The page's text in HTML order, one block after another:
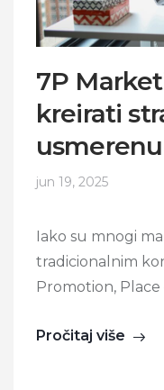
7P
kreirati
jun 19, 2025
Iako su mnogi
tradicionalnim
Promotion, Place
Pročitaj više